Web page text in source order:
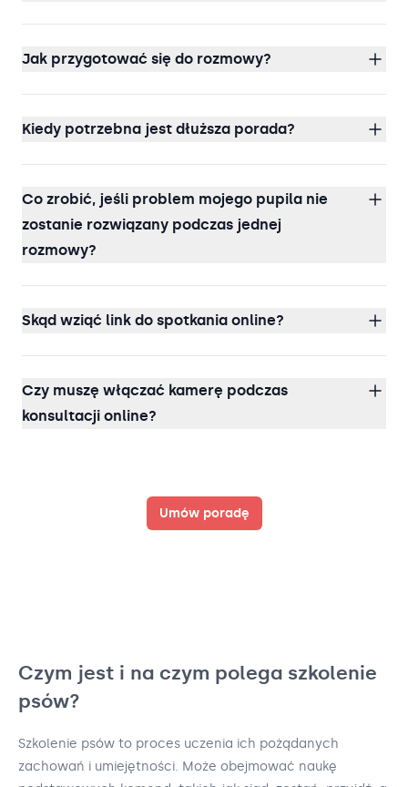
Jak przygotować się do rozmowy?
Kiedy potrzebna jest dłuższa porada?
Co zrobić, jeśli problem mojego pupila nie
zostanie rozwiązany podczas jednej
rozmowy?
Skąd wziąć link do spotkania online?
Czy muszę włączać kamerę podczas
konsultacji online?
Umów poradę
Czym jest i na czym polega szkolenie
psów?
Szkolenie psów to proces uczenia ich pożądanych
zachowań i umiejętności. Może obejmować naukę